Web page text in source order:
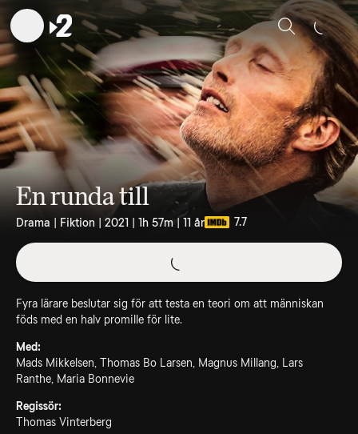
Sök
En runda till
Drama | Fiktion | 2021 | 1h 57m | 11 år 7.7
Fyra lärare beslutar sig för att testa en teori om att människan
föds med en halv promille för lite.
Med:
Mads Mikkelsen, Thomas Bo Larsen, Magnus Millang, Lars
Ranthe, Maria Bonnevie
Regissör:
Thomas Vinterberg